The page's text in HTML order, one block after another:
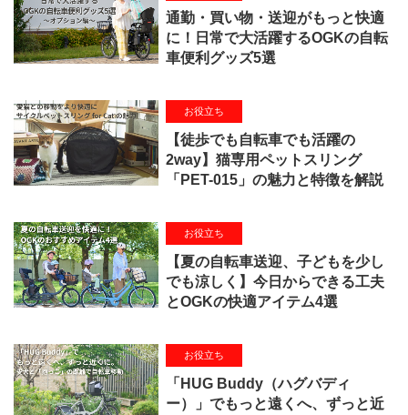
通勤・買い物・送迎がもっと快適
に！日常で大活躍するOGKの自転
車便利グッズ5選
お役立ち
【徒歩でも自転車でも活躍の
2way】猫専用ペットスリング
「PET-015」の魅力と特徴を解説
お役立ち
【夏の自転車送迎、子どもを少し
でも涼しく】今日からできる工夫
とOGKの快適アイテム4選
お役立ち
「HUG Buddy（ハグバディ
ー）」でもっと遠くへ、ずっと近